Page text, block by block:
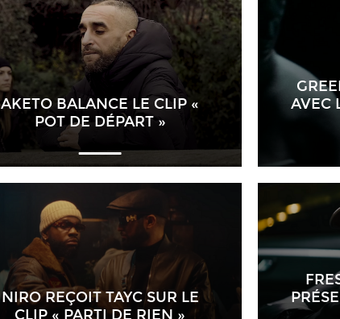
AKETO BALANCE LE CLIP «
POT DE DÉPART »
AVEC
NIRO REÇOIT TAYC SUR LE
CLIP « PARTI DE RIEN »